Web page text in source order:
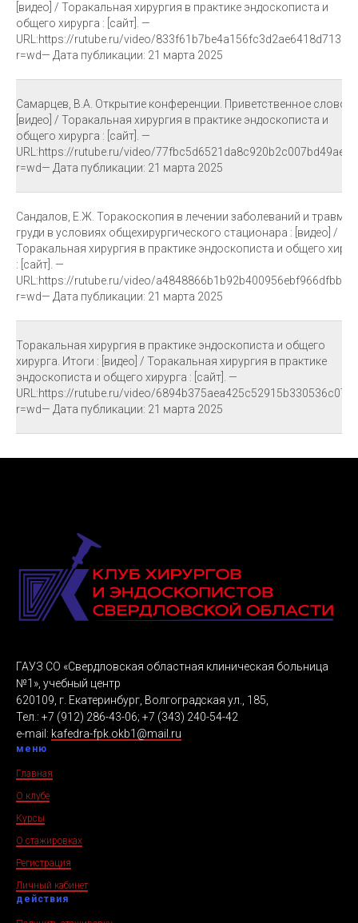
[видео] / Торакальная хирургия в практике эндоскописта и
общего хирурга : [сайт]. —
URL:https://rutube.ru/video/
r=wd— Дата публикации: 21 марта 2025
Самарцев, В.А. Открытие конференции. Приветственное слово. :
[видео] / Торакальная хирургия в практике эндоскописта и
общего хирурга : [сайт]. —
URL:https://rutube.ru/video/
r=wd— Дата публикации: 21 марта 2025
Сандалов, Е.Ж. Торакоскопия в лечении заболеваний и травм
груди в условиях общехирургического стационара : [видео] /
Торакальная хирургия в практике эндоскописта и общего
: [сайт]. —
URL:https://rutube.ru/video/
r=wd— Дата публикации: 21 марта 2025
Торакальная хирургия в практике эндоскописта и общего
хирурга. Итоги : [видео] / Торакальная хирургия в практике
эндоскописта и общего хирурга : [сайт]. —
URL:https://rutube.ru/video/
r=wd— Дата публикации: 21 марта 2025
ГАУЗ СО «Свердловская областная клиническая больница
№1», учебный центр
620109, г. Екатеринбург, Волгоградская ул., 185,
Тел.: +7 (912) 286-43-06; +7 (343) 240-54-42
e-mail: kafedra-fpk.okb1@mail.ru
меню
Главная
О клубе
Курсы
О стажировках
Регистрация
Личный кабинет
действия